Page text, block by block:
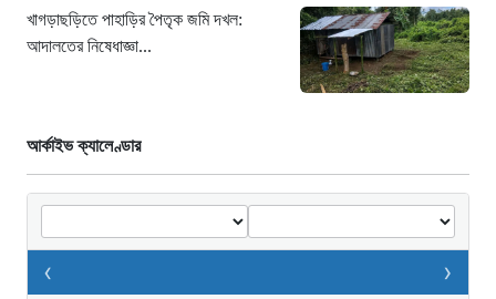
খাগড়াছড়িতে পাহাড়ির পৈতৃক জমি দখল:
আদালতের নিষেধাজ্ঞা...
আর্কাইভ ক্যালেণ্ডার
‹ ›